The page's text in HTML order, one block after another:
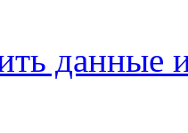
данные